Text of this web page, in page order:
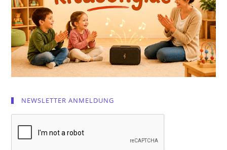
NEWSLETTER ANMELDUNG